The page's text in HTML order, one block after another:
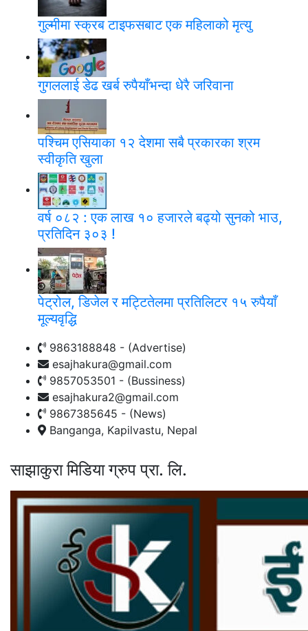
गुल्मीमा स्क्रब टाइफसबाट एक महिलाको मृत्यु
गुगललाई डेढ खर्ब रुपैयाँभन्दा धेरै जरिवाना
पश्चिम एसियाका १२ देशमा सबै प्रकारका श्रम
स्वीकृति खुला
वर्ष ०८२ : एक लाख १० हजारले बढ्यो सुनको भाउ,
प्रतिदिन ३०३ !
पेट्रोल, डिजेल र मट्टितेलमा प्रतिलिटर १५ रुपैयाँ
मूल्यवृद्धि
9863188848 - (Advertise)
esajhakura@gmail.com
9857053501 - (Bussiness)
esajhakura2@gmail.com
9867385645 - (News)
Banganga, Kapilvastu, Nepal
साझाकुरा मिडिया ग्रुप प्रा. लि.